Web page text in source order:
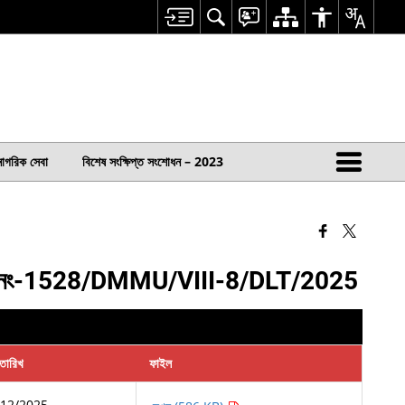
সেবা বিশেষ সংক্ষিপ্ত সংশোধন – 2023
মেমো নং-1528/DMMU/VIII-8/DLT/2025
ফাইল